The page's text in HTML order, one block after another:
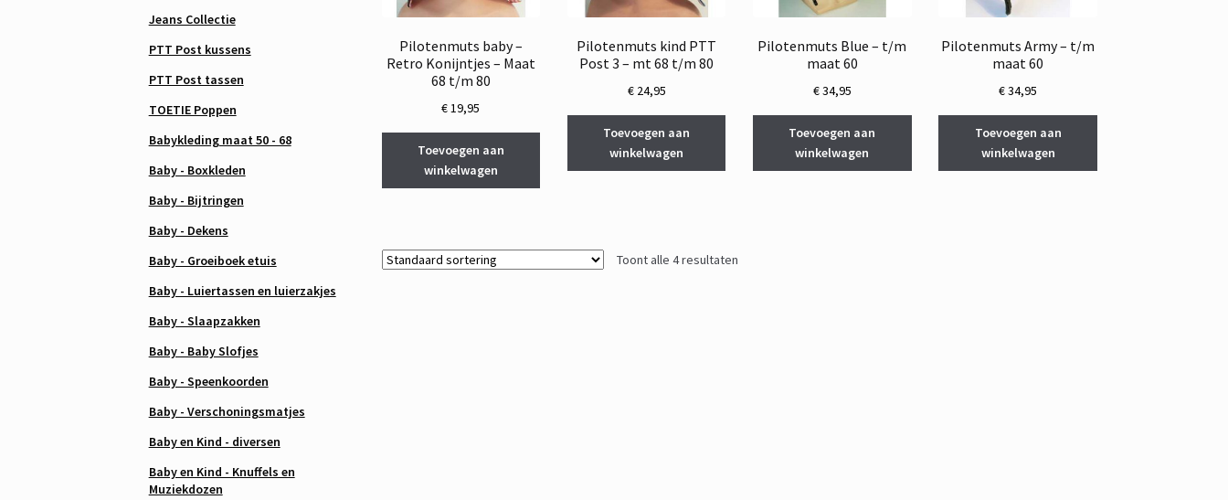
Pilotenmuts baby –
Retro Konijntjes – Maat
68 t/m 80
€19,95
Toevoegen aan
winkelwagen
Pilotenmuts kind PTT
Post 3 – mt 68 t/m 80
€24,95
Toevoegen aan
winkelwagen
Pilotenmuts Blue – t/m
maat 60
€34,95
Toevoegen aan
winkelwagen
Pilotenmuts Army – t/m
maat 60
€34,95
Toevoegen aan
winkelwagen
Toont alle 4 resultaten
Jeans Collectie
PTT Post kussens
PTT Post tassen
TOETIE Poppen
Babykleding maat 50 - 68
Baby - Boxkleden
Baby - Bijtringen
Baby - Dekens
Baby - Groeiboek etuis
Baby - Luiertassen en luierzakjes
Baby - Slaapzakken
Baby - Baby Slofjes
Baby - Speenkoorden
Baby - Verschoningsmatjes
Baby en Kind - diversen
Baby en Kind - Knuffels en
Muziekdozen